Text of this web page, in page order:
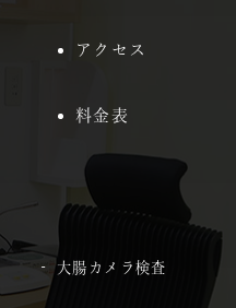
アクセス
料金表
大腸カメラ検査